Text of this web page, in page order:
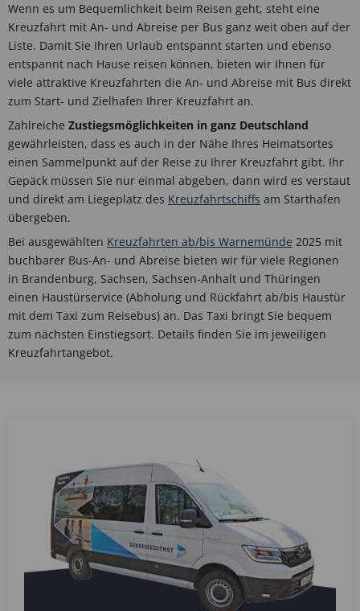
Wenn es um Bequemlichkeit beim Reisen geht, steht eine
Kreuzfahrt mit An- und Abreise per Bus ganz weit oben auf der
Liste. Damit Sie Ihren Urlaub entspannt starten und ebenso
entspannt nach Hause reisen können, bieten wir Ihnen für
viele attraktive Kreuzfahrten die An- und Abreise mit Bus direkt
zum Start- und Zielhafen Ihrer Kreuzfahrt an.
Zahlreiche Zustiegsmöglichkeiten in ganz Deutschland
gewährleisten, dass es auch in der Nähe Ihres Heimatsortes
einen Sammelpunkt auf der Reise zu Ihrer Kreuzfahrt gibt. Ihr
Gepäck müssen Sie nur einmal abgeben, dann wird es verstaut
und direkt am Liegeplatz des Kreuzfahrtschiffs am Starthafen
übergeben.
Bei ausgewählten Kreuzfahrten ab/bis Warnemünde 2025 mit
buchbarer Bus-An- und Abreise bieten wir für viele Regionen
in Brandenburg, Sachsen, Sachsen-Anhalt und Thüringen
einen Haustürservice (Abholung und Rückfahrt ab/bis Haustür
mit dem Taxi zum Reisebus) an. Das Taxi bringt Sie bequem
zum nächsten Einstiegsort. Details finden Sie im jeweiligen
Kreuzfahrtangebot.